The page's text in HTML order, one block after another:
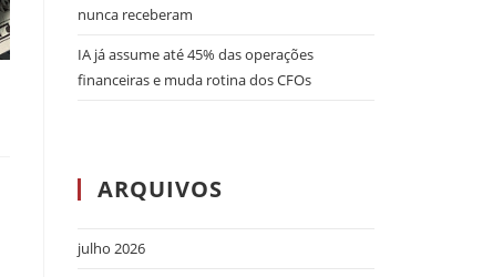
nunca receberam
IA já assume até 45% das operações
financeiras e muda rotina dos CFOs
ARQUIVOS
julho 2026